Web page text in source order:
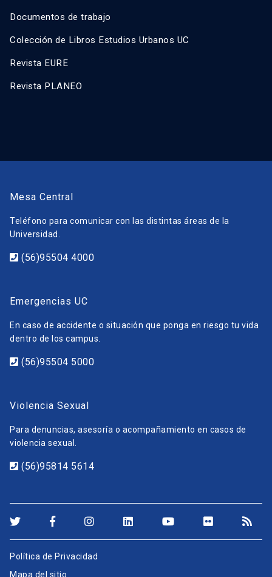
Documentos de trabajo
Colección de Libros Estudios Urbanos UC
Revista EURE
Revista PLANEO
Mesa Central
Teléfono para comunicar con las distintas áreas de la
Universidad.
(56)95504 4000
Emergencias UC
En caso de accidente o situación que ponga en riesgo tu vida
dentro de los campus.
(56)95504 5000
Violencia Sexual
Para denuncias, asesoría o acompañamiento en casos de
violencia sexual.
(56)95814 5614
Política de Privacidad
Mapa del sitio